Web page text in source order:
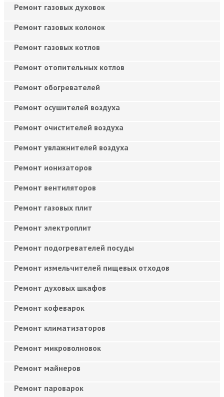
Ремонт газовых духовок
Ремонт газовых колонок
Ремонт газовых котлов
Ремонт отопительных котлов
Ремонт обогревателей
Ремонт осушителей воздуха
Ремонт очистителей воздуха
Ремонт увлажнителей воздуха
Ремонт ионизаторов
Ремонт вентиляторов
Ремонт газовых плит
Ремонт электроплит
Ремонт подогревателей посуды
Ремонт измельчителей пищевых отходов
Ремонт духовых шкафов
Ремонт кофеварок
Ремонт климатизаторов
Ремонт микроволновок
Ремонт майнеров
Ремонт пароварок